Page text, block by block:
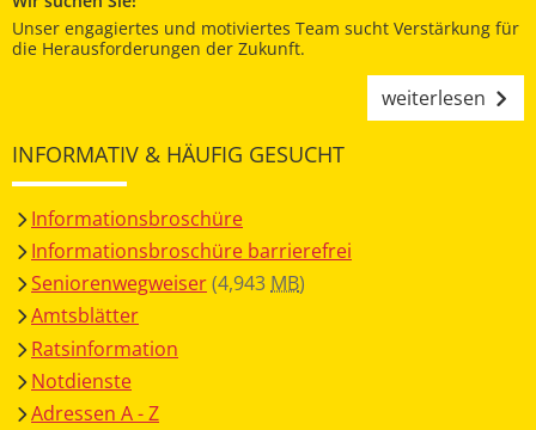
Unser engagiertes und motiviertes Team sucht Verstärkung für
die Herausforderungen der Zukunft.
weiterlesen
INFORMATIV & HÄUFIG GESUCHT
Informationsbroschüre
Informationsbroschüre barrierefrei
Seniorenwegweiser(4,943 MB)
Amtsblätter
Ratsinformation
Notdienste
Adressen A - Z